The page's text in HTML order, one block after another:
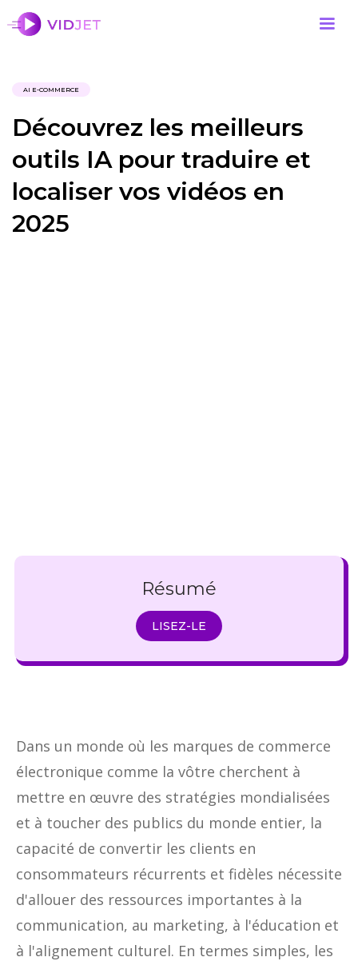
AI E-COMMERCE
Découvrez les meilleurs
outils IA pour traduire et
localiser vos vidéos en
2025
Résumé
LISEZ-LE
Dans un monde où les marques de commerce
électronique comme la vôtre cherchent à
mettre en œuvre des stratégies mondialisées
et à toucher des publics du monde entier, la
capacité de convertir les clients en
consommateurs récurrents et fidèles nécessite
d'allouer des ressources importantes à la
communication, au marketing, à l'éducation et
à l'alignement culturel. En termes simples, les